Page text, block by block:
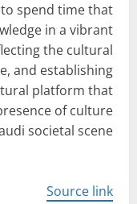
spend time that
in a vibrant
the cultural
and establishing
platform that
of culture
societal scene.
Source link